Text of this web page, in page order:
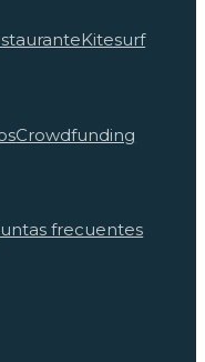
Kitesurf
Crowdfunding
frecuentes